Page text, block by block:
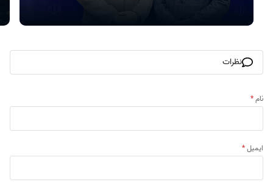
نظرات
نام*
ایمیل*